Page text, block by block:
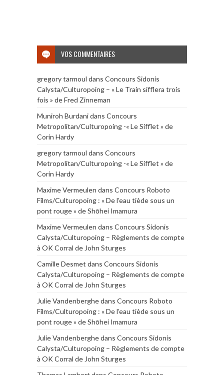
VOS COMMENTAIRES
gregory tarmoul dans Concours Sidonis
Calysta/Culturopoing – « Le Train sifflera trois
fois » de Fred Zinneman
Muniroh Burdanidans Concours
Metropolitan/Culturopoing -« Le Sifflet » de
Corin Hardy
gregory tarmoul dans Concours
Metropolitan/Culturopoing -« Le Sifflet » de
Corin Hardy
Maxime Vermeulen dans Concours Roboto
Films/Culturopoing : « De l’eau tiède sous un
pont rouge » de Shōhei Imamura
Maxime Vermeulen dans Concours Sidonis
Calysta/Culturopoing – Règlements de compte
à OK Corral de John Sturges
Camille Desmet dans Concours Sidonis
Calysta/Culturopoing – Règlements de compte
à OK Corral de John Sturges
Julie Vandenberghedans Concours Roboto
Films/Culturopoing : « De l’eau tiède sous un
pont rouge » de Shōhei Imamura
Julie Vandenberghedans Concours Sidonis
Calysta/Culturopoing – Règlements de compte
à OK Corral de John Sturges